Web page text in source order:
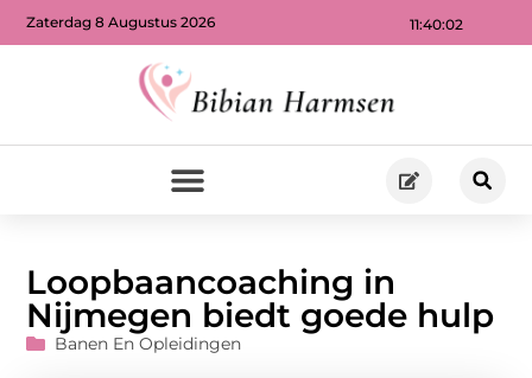
11:40:02
Zaterdag 8 Augustus 2026
Loopbaancoaching in
Nijmegen biedt goede hulp
Banen En Opleidingen